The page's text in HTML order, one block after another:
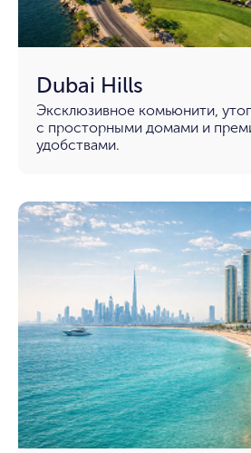
Dubai Hills
Эксклюзивное комьюнити,
с просторными домами и
удобствами.